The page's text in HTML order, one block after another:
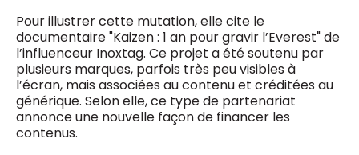
Pour illustrer cette mutation, elle cite le
documentaire "Kaizen : 1 an pour gravir l’Everest" de
l’influenceur Inoxtag. Ce projet a été soutenu par
plusieurs marques, parfois très peu visibles à
l’écran, mais associées au contenu et créditées au
générique. Selon elle, ce type de partenariat
annonce une nouvelle façon de financer les
contenus.